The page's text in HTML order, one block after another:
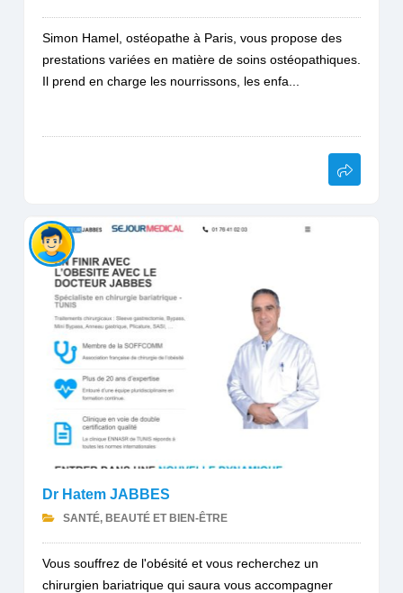
Simon Hamel, ostéopathe à Paris, vous propose des
prestations variées en matière de soins ostéopathiques.
Il prend en charge les nourrissons, les enfa...
Dr Hatem JABBES
SANTÉ, BEAUTÉ ET BIEN-ÊTRE
Vous souffrez de l'obésité et vous recherchez un
chirurgien bariatrique qui saura vous accompagner